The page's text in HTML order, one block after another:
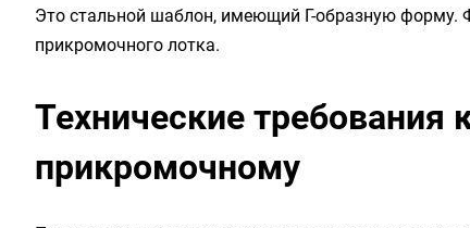
Это стальной шаблон, имеющий Г-образную форму.
прикромочного лотка.
Технические требования
прикромочному